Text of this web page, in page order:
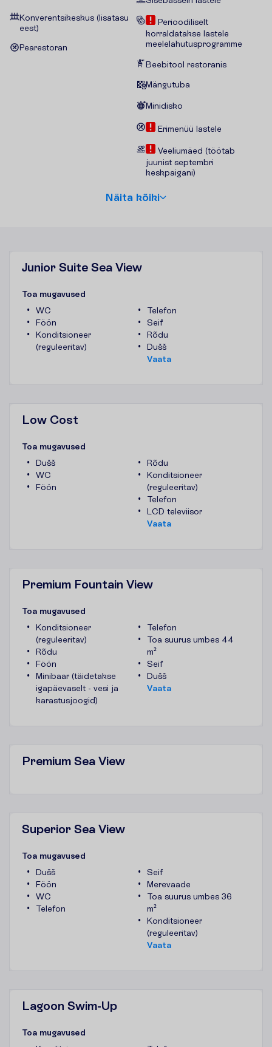
Konverentsikeskus (lisatasu
eest)
Pearestoran
Perioodiliselt
korraldatakse lastele
meelelahutusprogramme
Beebitool restoranis
Mängutuba
Minidisko
Erimenüü lastele
Veeliumäed (töötab
juunist septembri
keskpaigani)
Näita kõiki
Junior Suite Sea View
Toa mugavused
WC
Föön
Konditsioneer
(reguleeritav)
Telefon
Seif
Rõdu
Dušš
Vaata
Low Cost
Toa mugavused
Dušš
WC
Föön
Rõdu
Konditsioneer
(reguleeritav)
Telefon
LCD televiisor
Vaata
Premium Fountain View
Toa mugavused
Konditsioneer
(reguleeritav)
Rõdu
Föön
Minibaar (täidetakse
igapäevaselt - vesi ja
karastusjoogid)
Telefon
Toa suurus umbes 44
m²
Seif
Dušš
Vaata
Premium Sea View
Superior Sea View
Toa mugavused
Dušš
Föön
WC
Telefon
Seif
Merevaade
Toa suurus umbes 36
m²
Konditsioneer
(reguleeritav)
Vaata
Lagoon Swim-Up
Toa mugavused